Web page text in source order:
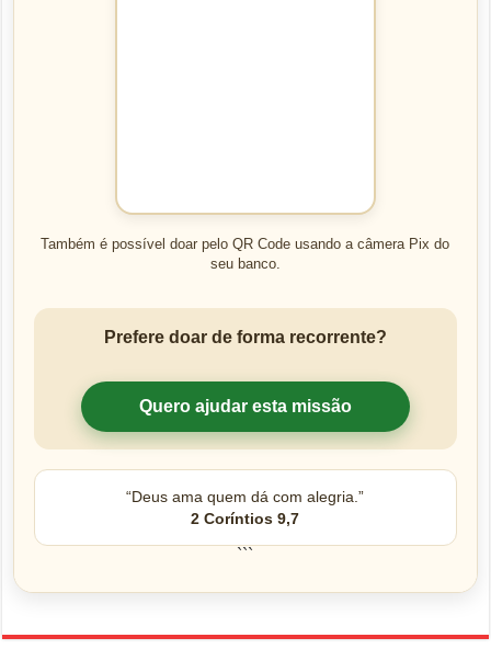
Também é possível doar pelo QR Code usando a câmera Pix do
seu banco.
Prefere doar de forma recorrente?
Quero ajudar esta missão
“Deus ama quem dá com alegria.”
2 Coríntios 9,7
```